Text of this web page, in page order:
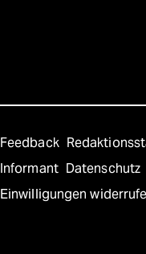
Feedback
Informant Datenschutz
Einwilligungen